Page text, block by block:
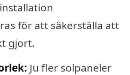
för att säkerställa att
gjort.
Ju fler solpaneler